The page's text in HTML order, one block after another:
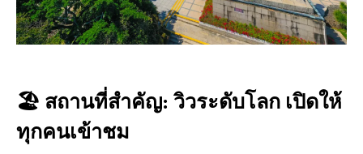
🏖️ สถานที่สําคัญ: วิวระดับโลก เปิดให้
ทุกคนเข้าชม